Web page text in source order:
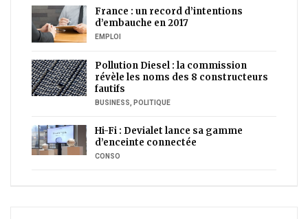
France : un record d’intentions
d’embauche en 2017
EMPLOI
Pollution Diesel : la commission
révèle les noms des 8 constructeurs
fautifs
BUSINESS POLITIQUE
Hi-Fi : Devialet lance sa gamme
d’enceinte connectée
CONSO